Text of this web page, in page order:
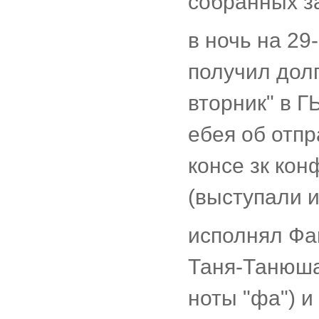
в ночь на
получил
вторник" в
ебея об
консе зк
(выступали
исполнял
Таня-
ноты "фа") и